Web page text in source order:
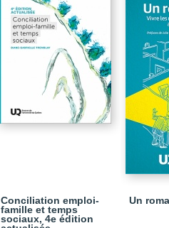
Conciliation emploi-
famille et temps
sociaux, 4e édition
Un